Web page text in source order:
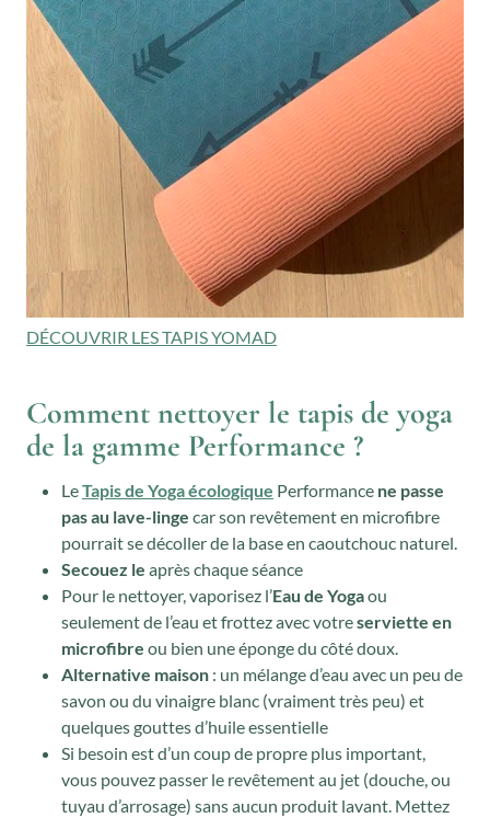
DÉCOUVRIR LES TAPIS YOMAD
Comment nettoyer le tapis de yoga
de la gamme Performance ?
LeTapis de Yoga écologique Performance ne passe
pas au lave-linge car son revêtement en microfibre
pourrait se décoller de la base en caoutchouc naturel.
Secouez le après chaque séance
Pour le nettoyer, vaporisez l’Eau de Yogaou
seulement de l’eau et frottez avec votreserviette en
microfibre ou bien une éponge du côté doux.
Alternative maison : un mélange d’eau avec un peu de
savon ou du vinaigre blanc (vraiment très peu) et
quelques gouttes d’huile essentielle
Si besoin est d’un coup de propre plus important,
vous pouvez passer le revêtement au jet (douche, ou
tuyau d’arrosage) sans aucun produit lavant. Mettez